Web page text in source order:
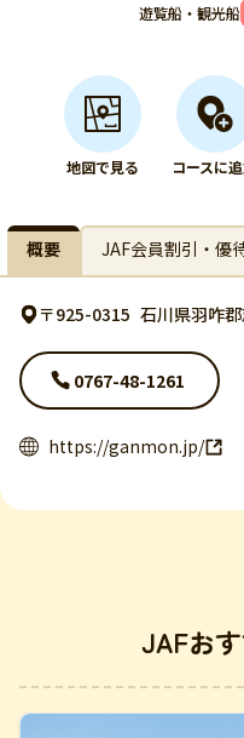
遊覧船・観光船
地図で見る コースに
概要 JAF会員割引・優
〒925-0315 石川県羽咋
0767-48-1261
https://ganmon.jp/
JAFお